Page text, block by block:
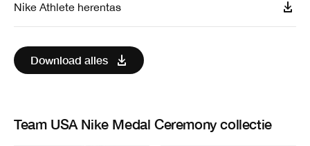
Nike Athlete herentas
Download alles
Team USA Nike Medal Ceremony collectie